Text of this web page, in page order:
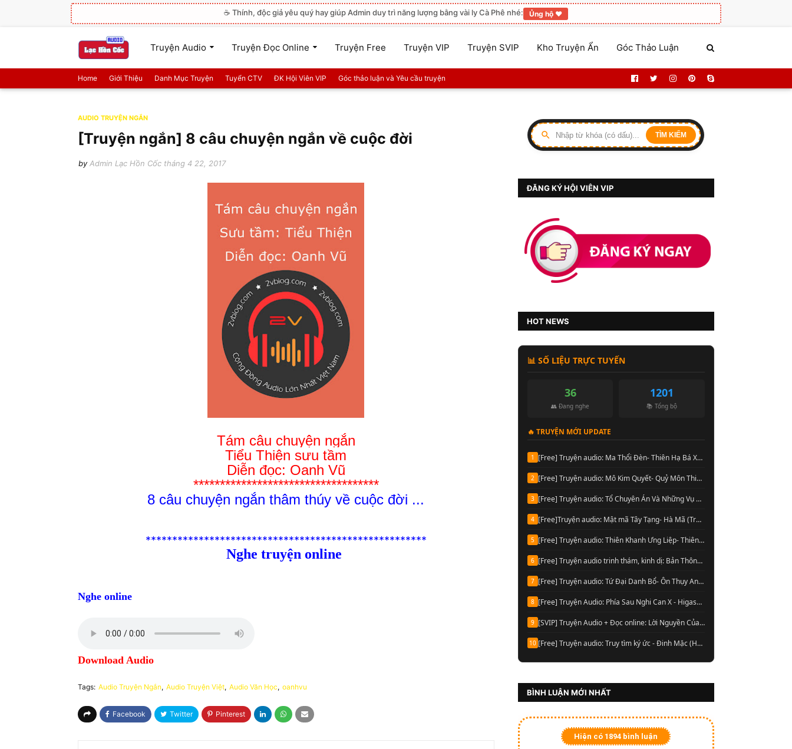
☕ Thính, độc giả yêu quý hay giúp Admin duy trì năng lượng bằng vài ly Cà Phê nhé: Ủng hộ ❤️
Truyện Audio Truyện Đọc Online Truyện Free Truyện VIP Truyện SVIP Kho Truyện Ẩn Góc Thảo Luận
Home Giới Thiệu Danh Mục Truyện Tuyển CTV ĐK Hội Viên VIP Góc thảo luận và Yêu cầu truyện
AUDIO TRUYỆN NGẮN
[Truyện ngắn] 8 câu chuyện ngắn về cuộc đời
by Admin Lạc Hồn Cốc tháng 4 22, 2017
Tám câu chuyện ngắn
Tiểu Thiện sưu tầm
Diễn đọc: Oanh Vũ
***********************************
8 câu chuyện ngắn thâm thúy về cuộc đời ...
*****************************************************
Nghe truyện online
Nghe online
Download Audio
Tags: Audio Truyện Ngắn Audio Truyện Việt Audio Văn Học oanhvu
TÌM KIẾM
ĐĂNG KÝ HỘI VIÊN VIP
HOT NEWS
📊 SỐ LIỆU TRỰC TUYẾN
36
👥 Đang nghe
1201
📚 Tổng bộ
🔥 TRUYỆN MỚI UPDATE
1 [Free] Truyện audio: Ma Thổi Đèn- Thiên Hạ Bá Xướng [Hoàng Vinh đọc] (Trọn bộ)
2 [Free] Truyện audio: Mô Kim Quyết- Quỷ Môn Thiên Sư- Thiên Hạ Bá Xướng (Full)
3 [Free] Truyện audio: Tổ Chuyên Án Và Những Vụ Án Bí Hiểm- Cầu Vô Dục (Trọn bộ)
4 [Free]Truyện audio: Mật mã Tây Tạng- Hà Mã (Trọn bộ 10 Quyển)
5 [Free] Truyện audio: Thiên Khanh Ưng Liệp- Thiên Hạ Bá Xướng (Trọn bộ)
6 [Free] Truyện audio trinh thám, kinh dị: Bản Thông Báo Tử Vong- Chu Hạo Huy (Full)
7 [Free] Truyện audio: Tứ Đại Danh Bổ- Ôn Thụy An (Full trọn bộ)
8 [Free] Truyện Audio: Phía Sau Nghi Can X - Higashino Keigo (Trọn bộ)
9 [SVIP] Truyện Audio + Đọc online: Lời Nguyền Của Lop Nur- Chu Đức Đông (Update tập 13 Audio)
10 [Free] Truyện audio: Truy tìm ký ức - Đinh Mặc (Hoàn)
BÌNH LUẬN MỚI NHẤT
Hiện có 1894 bình luận